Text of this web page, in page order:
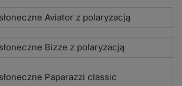
Aviator z polaryzacją
Bizze z polaryzacją
Paparazzi classic